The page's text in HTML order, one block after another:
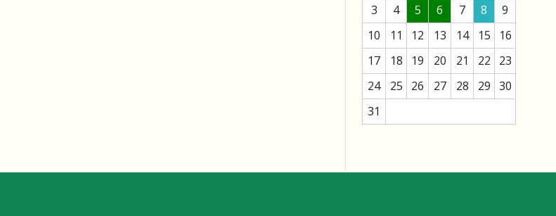
3
4 5 6 7 8
9
10
11 12 13 14 15
16
17
18 19 20 21 22
23
24
25 26 27 28 29 30
31